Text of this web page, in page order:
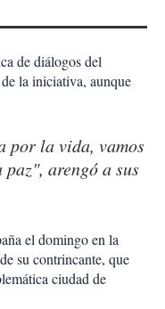
de diálogos del
la iniciativa, aunque
por la vida, vamos
arengó a sus
el domingo en la
su contrincante, que
ciudad de